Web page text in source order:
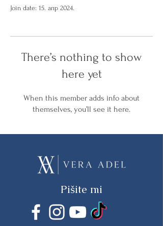
Join date: 15. апр 2024.
There’s nothing to show
here yet
When this member adds info about
themselves, you’ll see it here.
Pišite mi